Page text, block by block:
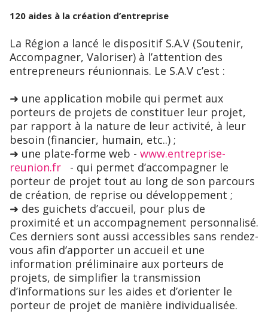
120 aides à la création d’entreprise
La Région a lancé le dispositif S.A.V (Soutenir,
Accompagner, Valoriser) à l’attention des
entrepreneurs réunionnais. Le S.A.V c’est :
➜ une application mobile qui permet aux
porteurs de projets de constituer leur projet,
par rapport à la nature de leur activité, à leur
besoin (financier, humain, etc..) ;
➜ une plate-forme web - www.entreprise-
reunion.fr - qui permet d’accompagner le
porteur de projet tout au long de son parcours
de création, de reprise ou développement ;
➜ des guichets d’accueil, pour plus de
proximité et un accompagnement personnalisé.
Ces derniers sont aussi accessibles sans rendez-
vous afin d’apporter un accueil et une
information préliminaire aux porteurs de
projets, de simplifier la transmission
d’informations sur les aides et d’orienter le
porteur de projet de manière individualisée.